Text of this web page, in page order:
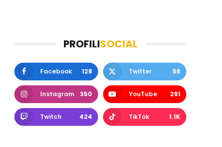
PROFILISOCIAL
Facebook 128 Twitter 58
Instagram 350 YouTube 291
Twitch 424 TikTok 1.1K